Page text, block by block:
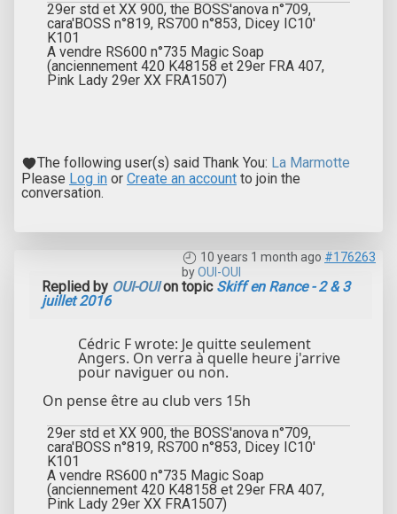
29er std et XX 900, the BOSS'anova n°709,
cara'BOSS n°819, RS700 n°853, Dicey IC10'
K101
A vendre RS600 n°735 Magic Soap
(anciennement 420 K48158 et 29er FRA 407,
Pink Lady 29er XX FRA1507)
The following user(s) said Thank You: La Marmotte
Please Log in or Create an account to join the
conversation.
10 years 1 month ago #176263
byOUI-OUI
Replied by OUI-OUIon topic Skiff en Rance - 2 & 3
juillet 2016
Cédric F wrote: Je quitte seulement
Angers. On verra à quelle heure j'arrive
pour naviguer ou non.
On pense être au club vers 15h
29er std et XX 900, the BOSS'anova n°709,
cara'BOSS n°819, RS700 n°853, Dicey IC10'
K101
A vendre RS600 n°735 Magic Soap
(anciennement 420 K48158 et 29er FRA 407,
Pink Lady 29er XX FRA1507)